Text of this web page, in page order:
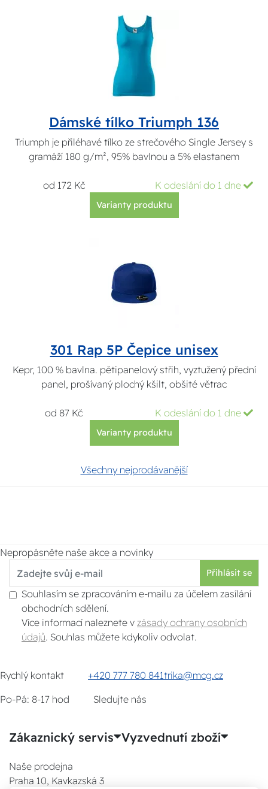
Dámské tílko Triumph 136
Triumph je přiléhavé tílko ze strečového Single Jersey s
gramáží 180 g/m², 95% bavlnou a 5% elastanem
od 172 Kč K odeslání do 1 dne
Varianty produktu
301 Rap 5P Čepice unisex
Kepr, 100 % bavlna. pětipanelový střih, vyztužený přední
panel, prošívaný plochý kšilt, obšité větrac
od 87 Kč K odeslání do 1 dne
Varianty produktu
Všechny nejprodávanější
Nepropásněte naše akce a novinky
Přihlásit se
Souhlasím se zpracováním e-mailu za účelem zasílání
obchodních sdělení.
Více informací naleznete v zásady ochrany osobních
údajů . Souhlas můžete kdykoliv odvolat.
Rychlý kontakt +420 777 780 841trika@mcg.cz
Po-Pá: 8-17 hod
Sledujte nás
Zákaznický servis Vyzvednutí zboží
Naše prodejna
Praha 10, Kavkazská 3